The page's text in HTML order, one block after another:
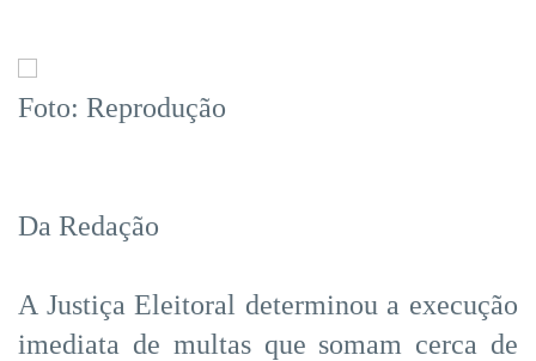
Foto: Reprodução
Da Redação
A Justiça Eleitoral determinou a execução
imediata de multas que somam cerca de